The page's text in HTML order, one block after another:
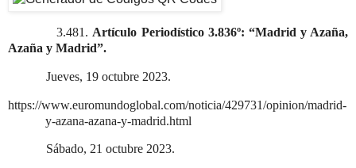
3.481. Artículo Periodístico 3.836º: “Madrid y Azaña,
Azaña y Madrid”.
Jueves, 19 octubre 2023.
https://www.euromundoglobal.com/noticia/429731/opinion/madrid-
y-azana-azana-y-madrid.html
Sábado, 21 octubre 2023.